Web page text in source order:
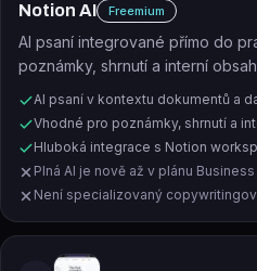
Notion AI Freemium
AI psaní integrované přímo do
poznámky, shrnutí a interní
AI psaní v kontextu dokumentů a
Vhodné pro poznámky, shrnutí a
Hluboká integrace s Notion
Plná AI je nově až v plánu
Není specializovaný